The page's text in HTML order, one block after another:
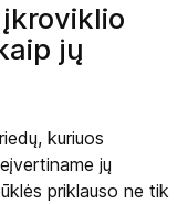
jų
kuriuos
jų
priklauso ne tik